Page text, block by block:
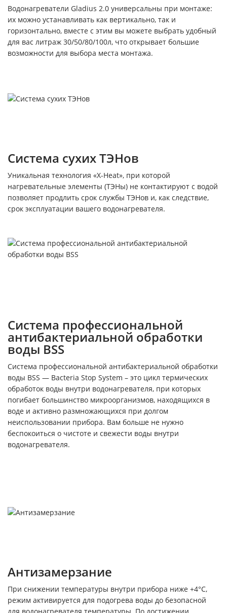
Водонагреватели Gladius 2.0 универсальны при монтаже:
их можно устанавливать как вертикально, так и
горизонтально, вместе с этим вы можете выбрать удобный
для вас литраж 30/50/80/100л, что открывает большие
возможности для выбора места монтажа.
Система сухих ТЭНов
Уникальная технология «X-Heat», при которой
нагревательные элементы (ТЭНы) не контактируют с водой
позволяет продлить срок службы ТЭНов и, как следствие,
срок эксплуатации вашего водонагревателя.
Система профессиональной
антибактериальной обработки
воды BSS
Система профессиональной антибактериальной обработки
воды BSS — Bacteria Stop System – это цикл термических
обработок воды внутри водонагревателя, при которых
погибает большинство микроорганизмов, находящихся в
воде и активно размножающихся при долгом
неиспользовании прибора. Вам больше не нужно
беспокоиться о чистоте и свежести воды внутри
водонагревателя.
Антизамерзание
При снижении температуры внутри прибора ниже +4°С,
режим активируется для подогрева воды до безопасной